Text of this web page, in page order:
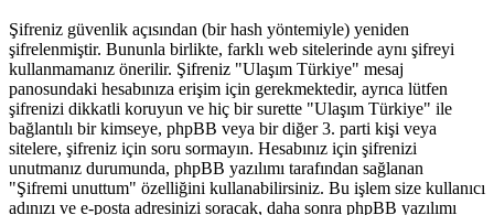
Şifreniz güvenlik açısından (bir hash yöntemiyle) yeniden
şifrelenmiştir. Bununla birlikte, farklı web sitelerinde aynı şifreyi
kullanmamanız önerilir. Şifreniz "Ulaşım Türkiye" mesaj
panosundaki hesabınıza erişim için gerekmektedir, ayrıca lütfen
şifrenizi dikkatli koruyun ve hiç bir surette "Ulaşım Türkiye" ile
bağlantılı bir kimseye, phpBB veya bir diğer 3. parti kişi veya
sitelere, şifreniz için soru sormayın. Hesabınız için şifrenizi
unutmanız durumunda, phpBB yazılımı tarafından sağlanan
"Şifremi unuttum" özelliğini kullanabilirsiniz. Bu işlem size kullanıcı
adınızı ve e-posta adresinizi soracak, daha sonra phpBB yazılımı